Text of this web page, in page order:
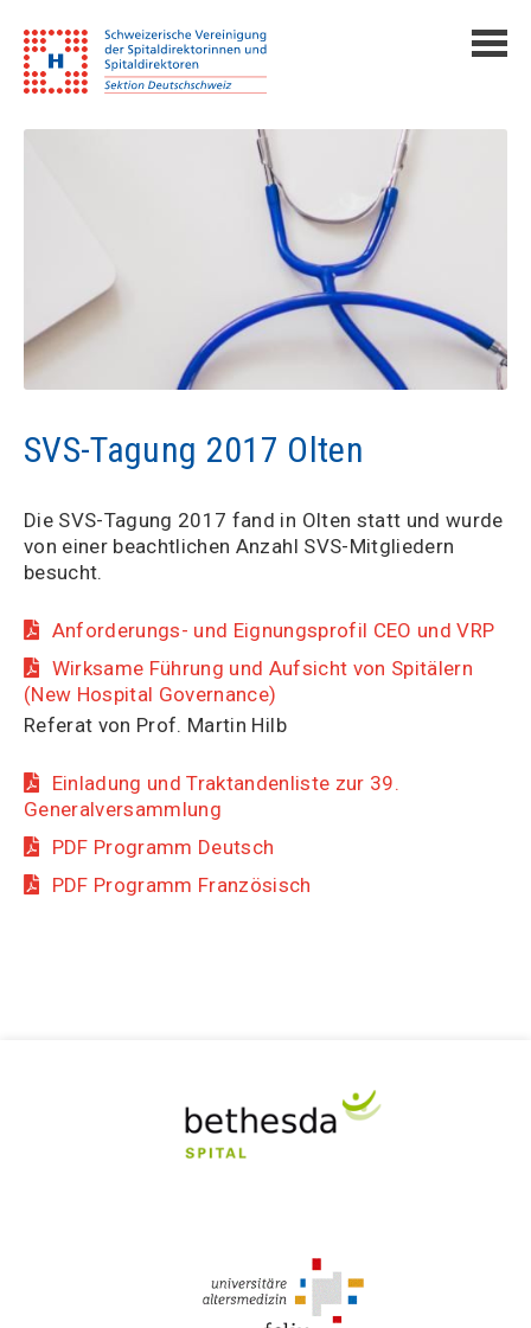
SVS-Tagung 2017 Olten
Die SVS-Tagung 2017 fand in Olten statt und wurde
von einer beachtlichen Anzahl SVS-Mitgliedern
besucht.
Anforderungs- und Eignungsprofil CEO und VRP
Wirksame Führung und Aufsicht von Spitälern
(New Hospital Governance)
Referat von Prof. Martin Hilb
Einladung und Traktandenliste zur 39.
Generalversammlung
PDF Programm Deutsch
PDF Programm Französisch